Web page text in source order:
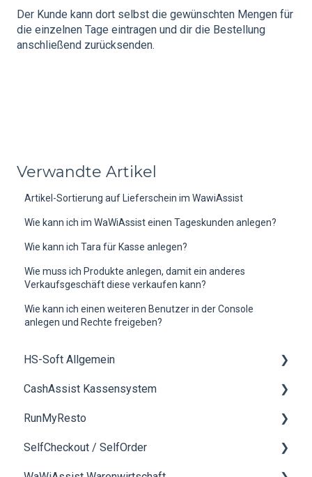
Der Kunde kann dort selbst die gewünschten Mengen für
die einzelnen Tage eintragen und dir die Bestellung
anschließend zurücksenden.
Verwandte Artikel
Artikel-Sortierung auf Lieferschein im WawiAssist
Wie kann ich im WaWiAssist einen Tageskunden anlegen?
Wie kann ich Tara für Kasse anlegen?
Wie muss ich Produkte anlegen, damit ein anderes
Verkaufsgeschäft diese verkaufen kann?
Wie kann ich einen weiteren Benutzer in der Console
anlegen und Rechte freigeben?
HS-Soft Allgemein
Schulung
Rechnungen & Bezahlung
Buchhaltung
CashAssist Kassensystem
Allgemein
Artikelverwaltung
RunMyResto
Allgemein
SelfCheckout / SelfOrder